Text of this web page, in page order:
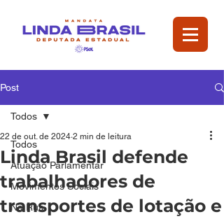
Post
Todos
Atuação Parlamentar
Movimentos Sociais
Na Rua
Todos
Linda Brasil defende
trabalhadores de
transportes de lotação e
22 de out. de 2024 2 min de leitura